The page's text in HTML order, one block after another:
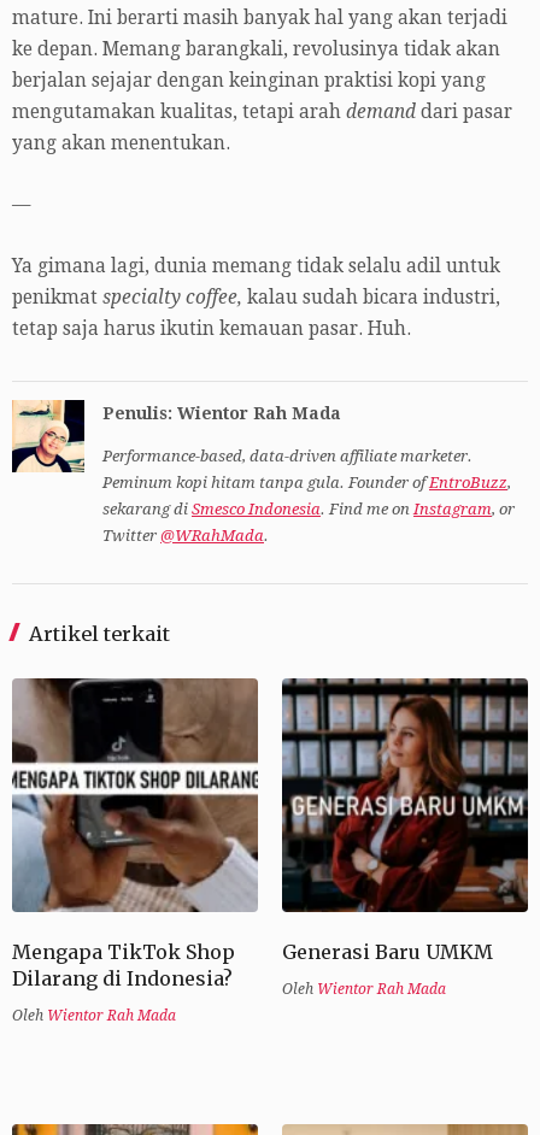
mature. Ini berarti masih banyak hal yang akan terjadi
ke depan. Memang barangkali, revolusinya tidak akan
berjalan sejajar dengan keinginan praktisi kopi yang
mengutamakan kualitas, tetapi arah demand dari pasar
yang akan menentukan.
—
Ya gimana lagi, dunia memang tidak selalu adil untuk
penikmat specialty coffee, kalau sudah bicara industri,
tetap saja harus ikutin kemauan pasar. Huh.
Penulis: Wientor Rah Mada
Performance-based, data-driven affiliate marketer.
Peminum kopi hitam tanpa gula. Founder ofEntroBuzz,
sekarang di Smesco Indonesia. Find me onInstagram, or
Twitter @WRahMada.
Artikel terkait
Mengapa TikTok Shop
Dilarang di Indonesia?
Oleh Wientor Rah Mada
Generasi Baru UMKM
Oleh Wientor Rah Mada